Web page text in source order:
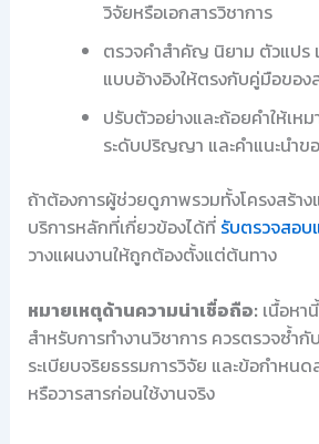
วิจัยหรือเอกสารวิชาการ
ตรวจคำสำคัญ นิยาม ตัวแปร
แบบอ้างอิงให้ตรงกับคู่มือของ
ปรับตัวอย่างและถ้อยคำให้เห
ระดับปริญญา และคำแนะนำข
ถ้าต้องการผู้ช่วยดูภาพรวมทั้งโครงสร้าง
บริการหลักที่เกี่ยวข้องได้ที่ รับตรวจสอบ
วางแผนงานให้ถูกต้องตั้งแต่ต้นทาง
หมายเหตุด้านความน่าเชื่อถือ: เนื้อหา
สำหรับการทำงานวิชาการ ควรตรวจซ้ำ
ระเบียบจริยธรรมการวิจัย และข้อกำหน
หรือวารสารก่อนใช้งานจริง